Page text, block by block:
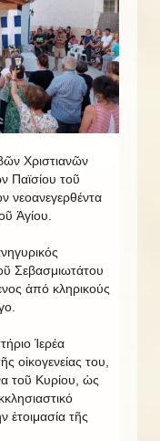
Χριστιανῶν
Παϊσίου τοῦ
νεοανεγερθέντα
Ἁγίου.
Σεβασμιωτάτου
ἀπό κληρικούς
Ἱερέα
οἰκογενείας του,
τοῦ Κυρίου, ὡς
ἑτοιμασία τῆς